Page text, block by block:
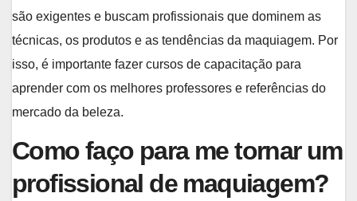
são exigentes e buscam profissionais que dominem as
técnicas, os produtos e as tendências da maquiagem. Por
isso, é importante fazer cursos de capacitação para
aprender com os melhores professores e referências do
mercado da beleza.
Como faço para me tornar um
profissional de maquiagem?